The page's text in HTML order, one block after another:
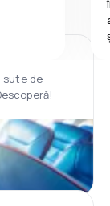
sute de